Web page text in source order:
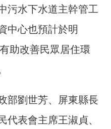
污水下水道主幹管工
中心也預計於明
助改善民眾居住環
部劉世芳、屏東縣長
代表會主席王淑貞、